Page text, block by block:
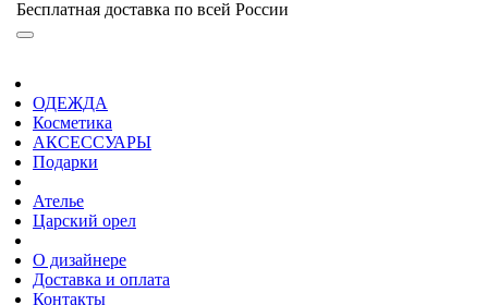
Бесплатная доставка по всей России
ОДЕЖДА
Косметика
АКСЕССУАРЫ
Подарки
Ателье
Царский орел
О дизайнере
Доставка и оплата
Контакты